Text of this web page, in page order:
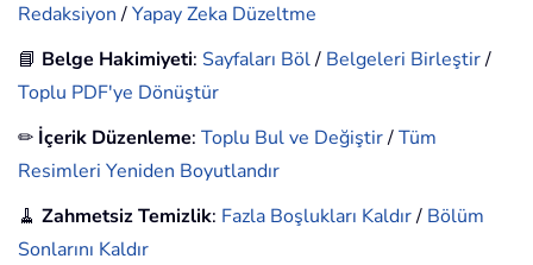
Redaksiyon/Yapay Zeka Düzeltme
📘 Belge Hakimiyeti: Sayfaları Böl/ Belgeleri Birleştir/
Toplu PDF'ye Dönüştür
✏ İçerik Düzenleme: Toplu Bul ve Değiştir/Tüm
Resimleri Yeniden Boyutlandır
🧹 Zahmetsiz Temizlik: Fazla Boşlukları Kaldır/ Bölüm
Sonlarını Kaldır